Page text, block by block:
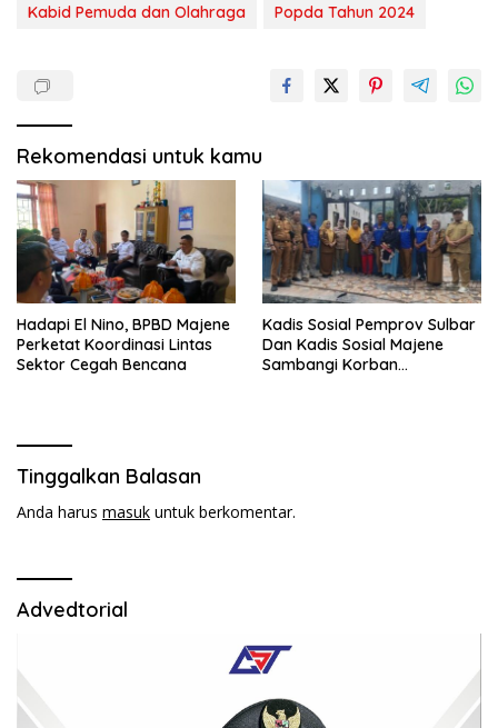
Kabid Pemuda dan Olahraga Popda Tahun 2024
Rekomendasi untuk kamu
Hadapi El Nino, BPBD Majene
Perketat Koordinasi Lintas
Sektor Cegah Bencana
Kadis Sosial Pemprov Sulbar
Dan Kadis Sosial Majene
Sambangi Korban
Tinggalkan Balasan
Anda harus masuk untuk berkomentar.
Advedtorial